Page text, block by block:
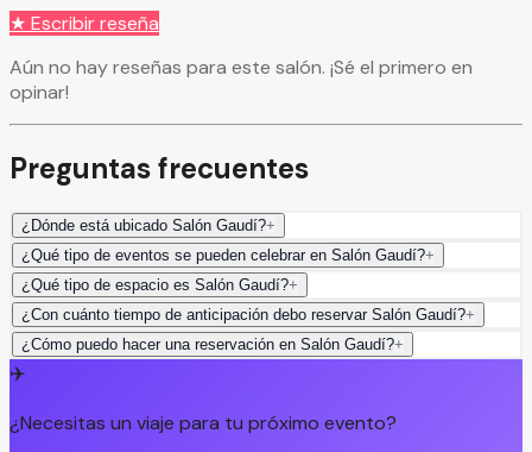
★ Escribir reseña
Aún no hay reseñas para este salón. ¡Sé el primero en
opinar!
Preguntas frecuentes
¿Dónde está ubicado Salón Gaudí?+
¿Qué tipo de eventos se pueden celebrar en Salón Gaudí?+
¿Qué tipo de espacio es Salón Gaudí?+
¿Con cuánto tiempo de anticipación debo reservar Salón Gaudí?+
¿Cómo puedo hacer una reservación en Salón Gaudí?+
✈️
¿Necesitas un viaje para tu próximo evento?